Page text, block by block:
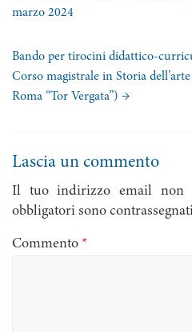
marzo 2024
Bando per tirocini didattico-
Corso magistrale in Storia
Roma “Tor Vergata”) →
Lascia un commento
Il tuo indirizzo email non
obbligatori sono
Commento *